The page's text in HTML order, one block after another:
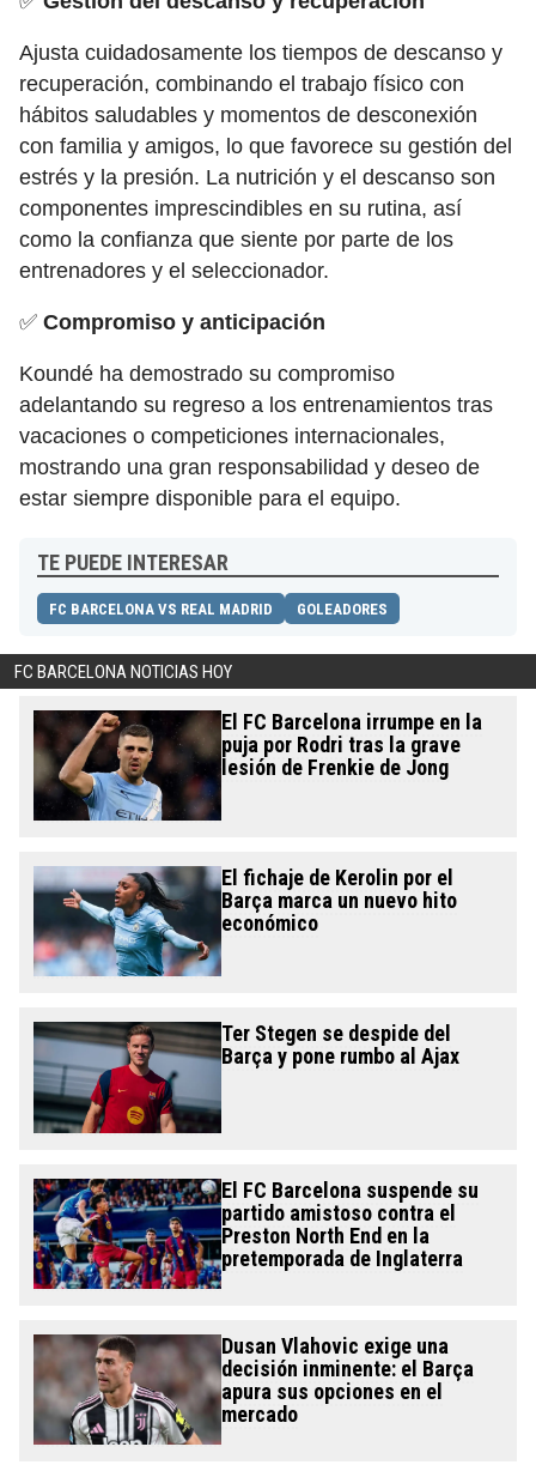
Ajusta cuidadosamente los tiempos de descanso y
recuperación, combinando el trabajo físico con
hábitos saludables y momentos de desconexión
con familia y amigos, lo que favorece su gestión del
estrés y la presión. La nutrición y el descanso son
componentes imprescindibles en su rutina, así
como la confianza que siente por parte de los
entrenadores y el seleccionador.
✅ Compromiso y anticipación
Koundé ha demostrado su compromiso
adelantando su regreso a los entrenamientos tras
vacaciones o competiciones internacionales,
mostrando una gran responsabilidad y deseo de
estar siempre disponible para el equipo.
TE PUEDE INTERESAR
FC BARCELONA VS REAL MADRID GOLEADORES
FC BARCELONA NOTICIAS HOY
El FC Barcelona irrumpe en la
puja por Rodri tras la grave
lesión de Frenkie de Jong
El fichaje de Kerolin por el
Barça marca un nuevo hito
económico
Ter Stegen se despide del
Barça y pone rumbo al Ajax
El FC Barcelona suspende su
partido amistoso contra el
Preston North End en la
pretemporada de Inglaterra
Dusan Vlahovic exige una
decisión inminente: el Barça
apura sus opciones en el
mercado